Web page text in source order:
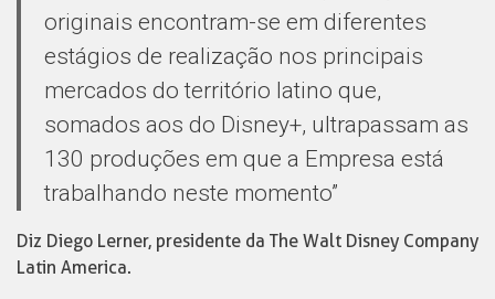
originais encontram-se em diferentes
estágios de realização nos principais
mercados do território latino que,
somados aos do Disney+, ultrapassam as
130 produções em que a Empresa está
trabalhando neste momento”
Diz Diego Lerner, presidente da The Walt Disney Company
Latin America.